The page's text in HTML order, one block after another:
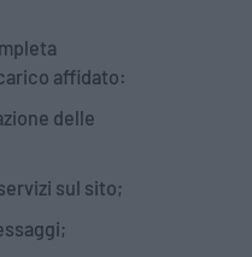
affidato:
delle
sul sito;